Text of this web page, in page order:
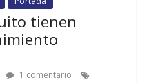
tienen
1 comentario